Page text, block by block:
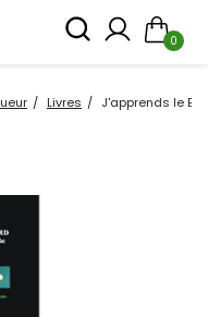
0
Livres J'apprends le